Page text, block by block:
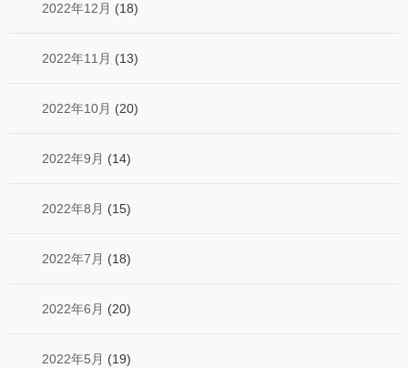
2022年12月 (18)
2022年11月 (13)
2022年10月 (20)
2022年9月 (14)
2022年8月 (15)
2022年7月 (18)
2022年6月 (20)
2022年5月 (19)